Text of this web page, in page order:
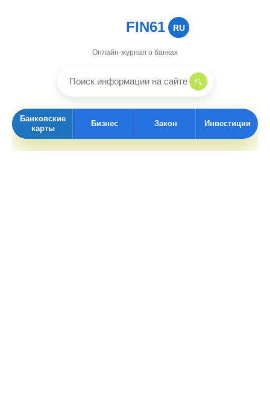
FIN61 RU
Онлайн-журнал о банках
Банковские
карты
Бизнес Закон Инвестиции